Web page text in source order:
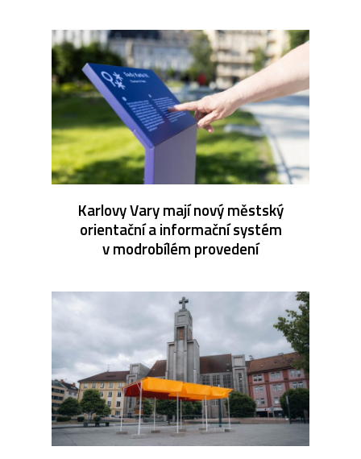
Karlovy Vary mají nový městský
orientační a informační systém
v modrobílém provedení